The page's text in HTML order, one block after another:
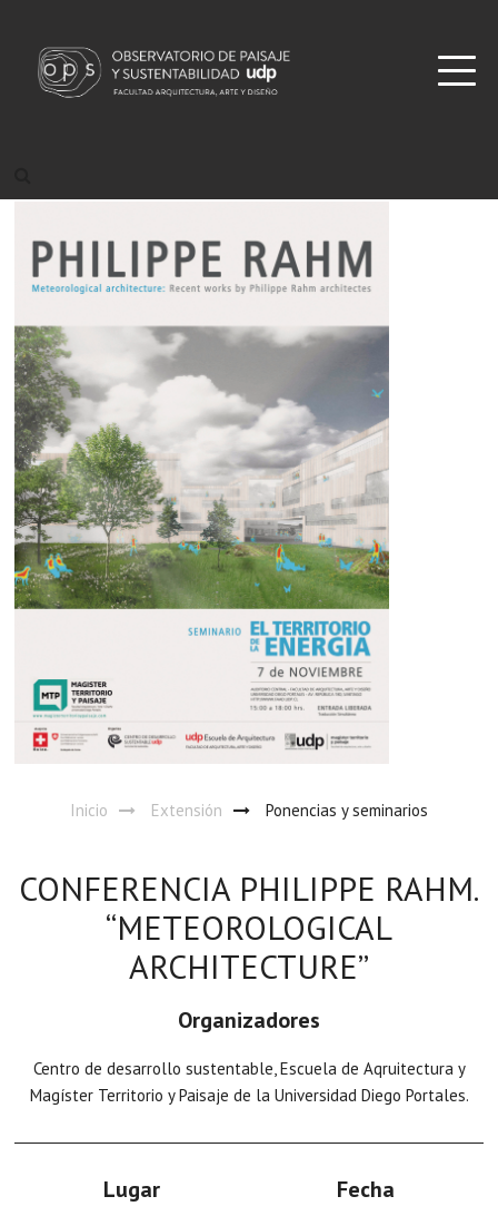
Inicio Extensión Ponencias y seminarios
CONFERENCIA PHILIPPE RAHM.
“METEOROLOGICAL
ARCHITECTURE”
Organizadores
Centro de desarrollo sustentable, Escuela de Aqruitectura y
Magíster Territorio y Paisaje de la Universidad Diego Portales.
Lugar Fecha